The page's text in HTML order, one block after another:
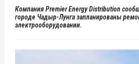
Компания Premier Energy Distribution
городе Чадыр-Лунга запланированы
электрооборудовании.